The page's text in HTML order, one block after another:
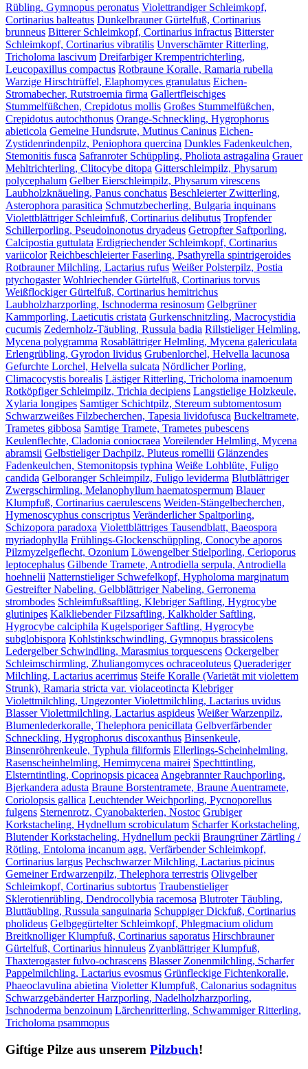
Rübling, Gymnopus peronatus Violettrandiger Schleimkopf,
Cortinarius balteatus Dunkelbrauner Gürtelfuß, Cortinarius
brunneus Bitterer Schleimkopf, Cortinarius infractus Bitterster
Schleimkopf, Cortinarius vibratilis Unverschämter Ritterling,
Tricholoma lascivum Dreifarbiger Krempentrichterling,
Leucopaxillus compactus Rotbraune Koralle, Ramaria rubella
Warzige Hirschtrüffel, Elaphomyces granulatus Eichen-
Stromabecher, Rutstroemia firma Gallertfleischiges
Stummelfüßchen, Crepidotus mollis Großes Stummelfüßchen,
Crepidotus autochthonus Orange-Schneckling, Hygrophorus
abieticola Gemeine Hundsrute, Mutinus Caninus Eichen-
Zystidenrindenpilz, Peniophora quercina Dunkles Fadenkeulchen,
Stemonitis fusca Safranroter Schüppling, Pholiota astragalina Grauer
Mehltrichterling, Clitocybe ditopa Gitterschleimpilz, Physarum
polycephalum Gelber Eierschleimpilz, Physarum virescens
Laubholzknäueling, Panus conchatus Beschleierter Zwitterling,
Asterophora parasitica Schmutzbecherling, Bulgaria inquinans
Violettblättriger Schleimfuß, Cortinarius delibutus Tropfender
Schillerporling, Pseudoinonotus dryadeus Getropfter Saftporling,
Calcipostia guttulata Erdigriechender Schleimkopf, Cortinarius
variicolor Reichbeschleierter Faserling, Psathyrella spintrigeroides
Rotbrauner Milchling, Lactarius rufus Weißer Polsterpilz, Postia
ptychogaster Wohlriechender Gürtelfuß, Cortinarius torvus
Weißflockiger Gürtelfuß, Cortinarius hemitrichus
Laubholzharzporling, Ischnoderma resinosum Gelbgrüner
Kammporling, Laeticutis cristata Gurkenschnitzling, Macrocystidia
cucumis Zedernholz-Täubling, Russula badia Rillstieliger Helmling,
Mycena polygramma Rosablättriger Helmling, Mycena galericulata
Erlengrübling, Gyrodon lividus Grubenlorchel, Helvella lacunosa
Gefurchte Lorchel, Helvella sulcata Nördlicher Porling,
Climacocystis borealis Lästiger Ritterling, Tricholoma inamoenum
Rotköpfiger Schleimpilz, Trichia decipiens Langstielige Holzkeule,
Xylaria longipes Samtiger Schichtpilz, Stereum subtomentosum
Schwarzweißes Filzbecherchen, Tapesia lividofusca Buckeltramete,
Trametes gibbosa Samtige Tramete, Trametes pubescens
Keulenflechte, Cladonia coniocraea Voreilender Helmling, Mycena
abramsii Gelbstieliger Dachpilz, Pluteus romellii Glänzendes
Fadenkeulchen, Stemonitopsis typhina Weiße Lohblüte, Fuligo
candida Gelboranger Schleimpilz, Fuligo leviderma Blutblättriger
Zwergschirmling, Melanophyllum haematospermum Blauer
Klumpfuß, Cortinarius caerulescens Weiden-Stängelbecherchen,
Hymenoscyphus conscriptus Veränderlicher Spaltporling,
Schizopora paradoxa Violettblättriges Tausendblatt, Baeospora
myriadophylla Frühlings-Glockenschüppling, Conocybe aporos
Pilzmyzelgeflecht, Ozonium Löwengelber Stielporling, Cerioporus
leptocephalus Gilbende Tramete, Antrodiella serpula, Antrodiella
hoehnelii Natternstieliger Schwefelkopf, Hypholoma marginatum
Gestreifter Nabeling, Gelbblättriger Nabeling, Gerronema
strombodes Schleimfußsaftling, Klebriger Saftling, Hygrocybe
glutinipes Kalkliebender Filzsaftling, Kalkholder Saftling,
Hygrocybe calciphila Kugelsporiger Saftling, Hygrocybe
subglobispora Kohlstinkschwindling, Gymnopus brassicolens
Ledergelber Schwindling, Marasmius torquescens Ockergelber
Schleimschirmling, Zhuliangomyces ochraceoluteus Queraderiger
Milchling, Lactarius acerrimus Steife Koralle (Varietät mit violettem
Strunk), Ramaria stricta var. violaceotincta Klebriger
Violettmilchling, Ungezonter Violettmilchling, Lactarius uvidus
Blasser Violettmilchling, Lactarius aspideus Weißer Warzenpilz,
Blumenlederkoralle, Thelephora penicillata Gelbverfärbender
Schneckling, Hygrophorus discoxanthus Binsenkeule,
Binsenröhrenkeule, Typhula filiformis Ellerlings-Scheinhelmling,
Rasenscheinhelmling, Hemimycena mairei Spechttintling,
Elsterntintling, Coprinopsis picacea Angebrannter Rauchporling,
Bjerkandera adusta Braune Borstentramete, Braune Auentramete,
Coriolopsis gallica Leuchtender Weichporling, Pycnoporellus
fulgens Sternenrotz, Cyanobakterien, Nostoc Grubiger
Korkstacheling, Hydnellum scrobiculatum Scharfer Korkstacheling,
Blutender Korkstacheling, Hydnellum peckii Braungrüner Zärtling /
Rötling, Entoloma incanum agg. Verfärbender Schleimkopf,
Cortinarius largus Pechschwarzer Milchling, Lactarius picinus
Gemeiner Erdwarzenpilz, Thelephora terrestris Olivgelber
Schleimkopf, Cortinarius subtortus Traubenstieliger
Sklerotienrübling, Dendrocollybia racemosa Blutroter Täubling,
Bluttäubling, Russula sanguinaria Schuppiger Dickfuß, Cortinarius
pholideus Gelbgegürtelter Schleimkopf, Phlegmacium olidum
Breitknolliger Klumpfuß, Cortinarius saporatus Hirschbrauner
Gürtelfuß, Cortinarius hinnuleus Zyanblättriger Klumpfuß,
Thaxterogaster fulvo-ochrascens Blasser Zonenmilchling, Scharfer
Pappelmilchling, Lactarius evosmus Grünfleckige Fichtenkoralle,
Phaeoclavulina abietina Violetter Klumpfuß, Calonarius sodagnitus
Schwarzgebänderter Harzporling, Nadelholzharzporling,
Ischnoderma benzoinum Lärchenritterling, Schwammiger Ritterling,
Tricholoma psammopus
Giftige Pilze aus unserem Pilzbuch!